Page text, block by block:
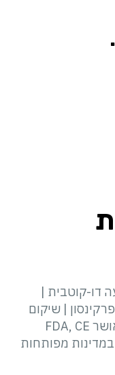
דו-קוטבית |
| שיקום
משבץ מוחי | סכיזופרניה עישון מאושר FDA, CE
מפותחות